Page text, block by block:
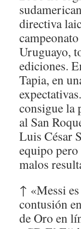
directiva
Uruguayo,
ediciones.
Tapia, en
consigue la
al San
Luis César
equipo
malos
↑ «Messi
contusión
de Oro en